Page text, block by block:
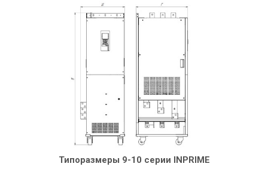
Типоразмеры 9-10 серии INPRIME